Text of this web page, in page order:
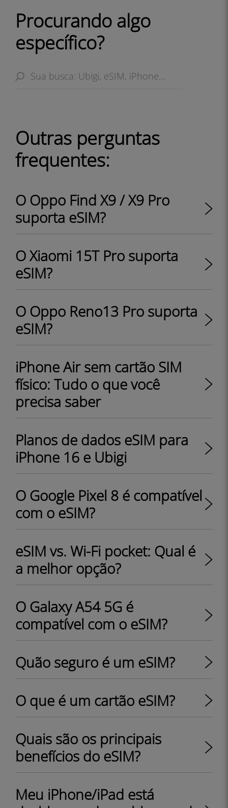
Procurando algo
específico?
Outras perguntas
frequentes:
O Oppo Find X9 / X9 Pro
suporta eSIM?
O Xiaomi 15T Pro suporta
eSIM?
O Oppo Reno13 Pro suporta
eSIM?
iPhone Air sem cartão SIM
físico: Tudo o que você
precisa saber
Planos de dados eSIM para
iPhone 16 e Ubigi
O Google Pixel 8 é compatível
com o eSIM?
eSIM vs. Wi-Fi pocket: Qual é
a melhor opção?
O Galaxy A54 5G é
compatível com o eSIM?
Quão seguro é um eSIM?
O que é um cartão eSIM?
Quais são os principais
benefícios do eSIM?
Meu iPhone/iPad está